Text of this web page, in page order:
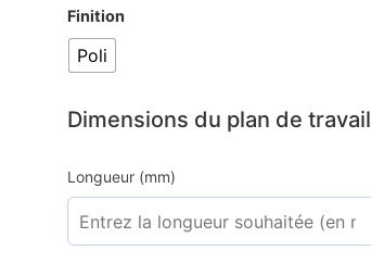
Finition
Poli
Dimensions du plan de travail
Longueur (mm)